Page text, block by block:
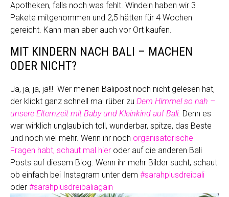
Apotheken, falls noch was fehlt. Windeln haben wir 3
Pakete mitgenommen und 2,5 hätten für 4 Wochen
gereicht. Kann man aber auch vor Ort kaufen.
MIT KINDERN NACH BALI – MACHEN
ODER NICHT?
Ja, ja, ja, ja!!! Wer meinen Balipost noch nicht gelesen hat,
der klickt ganz schnell mal rüber zu Dem Himmel so nah –
unsere Elternzeit mit Baby und Kleinkind auf Bali. Denn es
war wirklich unglaublich toll, wunderbar, spitze, das Beste
und noch viel mehr. Wenn ihr noch organisatorische
Fragen habt, schaut mal hier oder auf die anderen Bali
Posts auf diesem Blog. Wenn ihr mehr Bilder sucht, schaut
ob einfach bei Instagram unter dem #sarahplusdreibali
oder #sarahplusdreibaliagain